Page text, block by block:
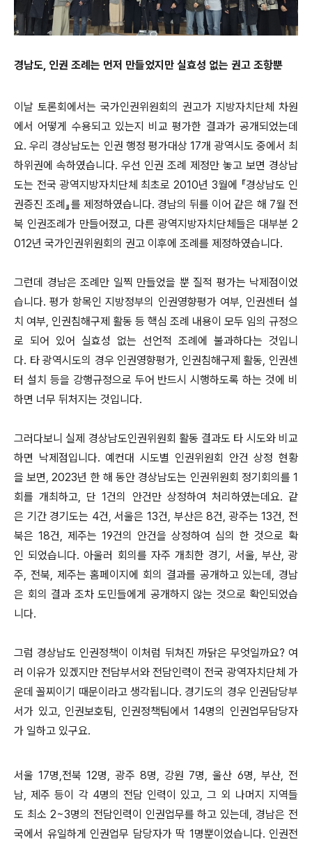
경남도, 인권 조례는 먼저 만들었지만 실효성 없는 권고 조항뿐
이날 토론회에서는 국가인권위원회의 권고가 지방자치단체 차원
에서 어떻게 수용되고 있는지 비교 평가한 결과가 공개되었는데
요. 우리 경상남도는 인권 행정 평가대상 17개 광역시도 중에서 최
하위권에 속하였습니다. 우선 인권 조례 제정만 놓고 보면 경상남
도는 전국 광역지방자치단체 최초로 2010년 3월에 『경상남도 인
권증진 조례』를 제정하였습니다. 경남의 뒤를 이어 같은 해 7월 전
북 인권조례가 만들어졌고, 다른 광역지방자치단체들은 대부분 2
012년 국가인권위원회의 권고 이후에 조례를 제정하였습니다.
그런데 경남은 조례만 일찍 만들었을 뿐 질적 평가는 낙제점이었
습니다. 평가 항목인 지방정부의 인권영향평가 여부, 인권센터 설
치 여부, 인권침해구제 활동 등 핵심 조례 내용이 모두 임의 규정으
로 되어 있어 실효성 없는 선언적 조례에 불과하다는 것입니
다. 타 광역시도의 경우 인권영향평가, 인권침해구제 활동, 인권센
터 설치 등을 강행규정으로 두어 반드시 시행하도록 하는 것에 비
하면 너무 뒤처지는 것입니다.
그러다보니 실제 경상남도인권위원회 활동 결과도 타 시도와 비교
하면 낙제점입니다. 예컨대 시도별 인권위원회 안건 상정 현황
을 보면, 2023년 한 해 동안 경상남도는 인권위원회 정기회의를 1
회를 개최하고, 단 1건의 안건만 상정하여 처리하였는데요. 같
은 기간 경기도는 4건, 서울은 13건, 부산은 8건, 광주는 13건, 전
북은 18건, 제주는 19건의 안건을 상정하여 심의 한 것으로 확
인 되었습니다. 아울러 회의를 자주 개최한 경기, 서울, 부산, 광
주, 전북, 제주는 홈페이지에 회의 결과를 공개하고 있는데, 경남
은 회의 결과 조차 도민들에게 공개하지 않는 것으로 확인되었습
니다.
그럼 경상남도 인권정책이 이처럼 뒤쳐진 까닭은 무엇일까요? 여
러 이유가 있겠지만 전담부서와 전담인력이 전국 광역자치단체 가
운데 꼴찌이기 때문이라고 생각됩니다. 경기도의 경우 인권담당부
서가 있고, 인권보호팀, 인권정책팀에서 14명의 인권업무담당자
가 일하고 있구요.
서울 17명,전북 12명, 광주 8명, 강원 7명, 울산 6명, 부산, 전
남, 제주 등이 각 4명의 전담 인력이 있고, 그 외 나머지 지역들
도 최소 2~3명의 전담인력이 인권업무를 하고 있는데, 경남은 전
국에서 유일하게 인권업무 담당자가 딱 1명뿐이었습니다. 인권전